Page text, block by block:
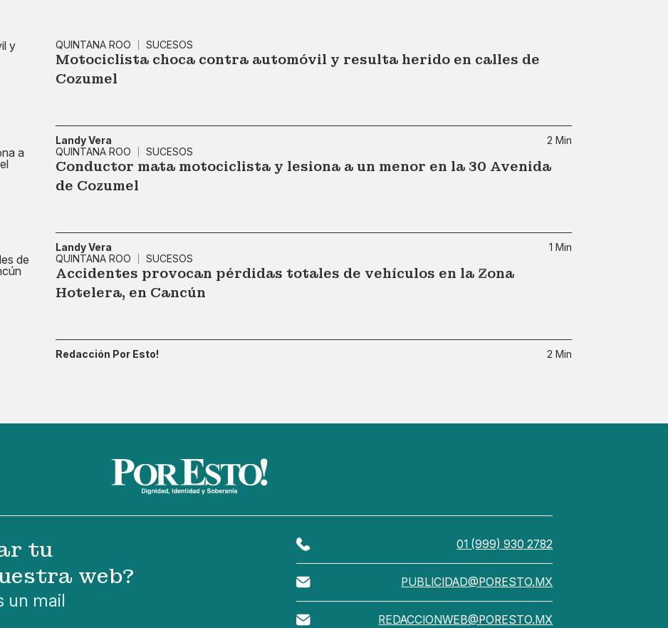
QUINTANA ROO SUCESOS
Motociclista choca contra automóvil y resulta herido en calles de
Cozumel
Landy Vera
2 Min
QUINTANA ROO
SUCESOS
Conductor mata motociclista y lesiona a un menor en la 30 Avenida
de Cozumel
Landy Vera
1 Min
QUINTANA ROO
SUCESOS
Accidentes provocan pérdidas totales de vehículos en la Zona
Hotelera, en Cancún
Redacción Por Esto! 2 Min
tu
web?
un mail
01 (999) 930 2782
PUBLICIDAD@PORESTO.MX
REDACCIONWEB@PORESTO.MX